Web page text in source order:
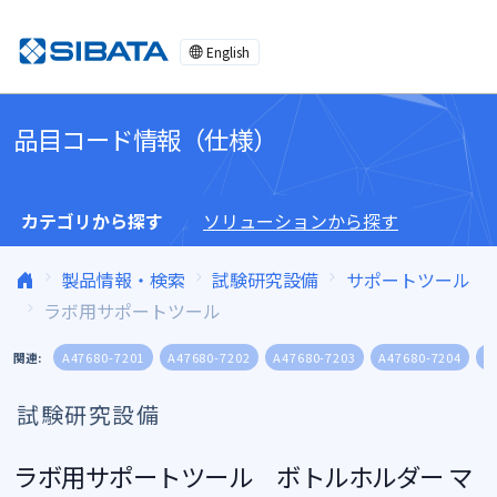
English
品目コード情報（仕様）
カテゴリから探す ソリューションから探す
製品情報・検索 試験研究設備
サポートツール
ラボ用サポートツール
関連: A47680-7201 A47680-7202 A47680-7203 A47680-7204
試験研究設備
ラボ用サポートツール ボトルホルダー マ